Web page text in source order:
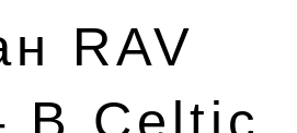
RAV
B Celtic